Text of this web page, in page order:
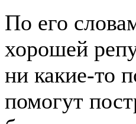
По его
хорошей
ни какие-то
помогут